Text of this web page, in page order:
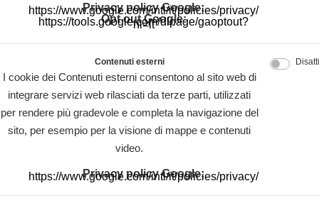
Privacy policy Google:
https://www.google.com/intl/it/policies/privacy/
Opt out Google:
https://tools.google.com/dlpage/gaoptout?
hl=it
Contenuti esterni
I cookie dei Contenuti esterni consentono al sito web di
integrare servizi web rilasciati da terze parti, utilizzati
per rendere più gradevole e completa la navigazione del
sito, per esempio per la visione di mappe e contenuti
video.
Privacy policy Google:
https://www.google.com/intl/it/policies/privacy/